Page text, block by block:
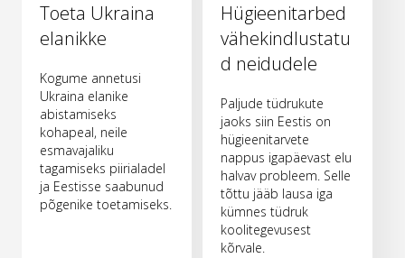
Toeta Ukraina
elanikke
Kogume annetusi
Ukraina elanike
abistamiseks
kohapeal, neile
esmavajaliku
tagamiseks piirialadel
ja Eestisse saabunud
põgenike toetamiseks.
Hügieenitarbed
vähekindlustatu
d neidudele
Paljude tüdrukute
jaoks siin Eestis on
hügieenitarvete
nappus igapäevast elu
halvav probleem. Selle
tõttu jääb lausa iga
kümnes tüdruk
koolitegevusest
kõrvale.